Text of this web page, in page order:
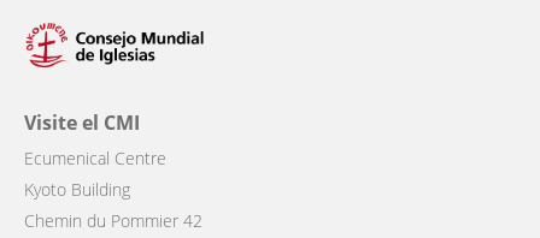
Visite el CMI
Ecumenical Centre
Kyoto Building
Chemin du Pommier 42